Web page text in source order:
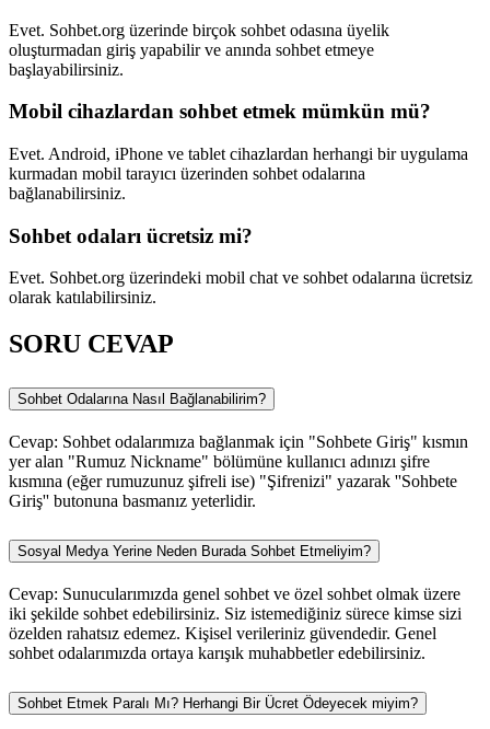
Evet. Sohbet.org üzerinde birçok sohbet odasına üyelik
oluşturmadan giriş yapabilir ve anında sohbet etmeye
başlayabilirsiniz.
Mobil cihazlardan sohbet etmek mümkün mü?
Evet. Android, iPhone ve tablet cihazlardan herhangi bir uygulama
kurmadan mobil tarayıcı üzerinden sohbet odalarına
bağlanabilirsiniz.
Sohbet odaları ücretsiz mi?
Evet. Sohbet.org üzerindeki mobil chat ve sohbet odalarına ücretsiz
olarak katılabilirsiniz.
SORU CEVAP
Sohbet Odalarına Nasıl Bağlanabilirim?
Cevap: Sohbet odalarımıza bağlanmak için "Sohbete Giriş" kısmın
yer alan "Rumuz Nickname" bölümüne kullanıcı adınızı şifre
kısmına (eğer rumuzunuz şifreli ise) "Şifrenizi" yazarak ''Sohbete
Giriş'' butonuna basmanız yeterlidir.
Sosyal Medya Yerine Neden Burada Sohbet Etmeliyim?
Cevap: Sunucularımızda genel sohbet ve özel sohbet olmak üzere
iki şekilde sohbet edebilirsiniz. Siz istemediğiniz sürece kimse sizi
özelden rahatsız edemez. Kişisel verileriniz güvendedir. Genel
sohbet odalarımızda ortaya karışık muhabbetler edebilirsiniz.
Sohbet Etmek Paralı Mı? Herhangi Bir Ücret Ödeyecek miyim?